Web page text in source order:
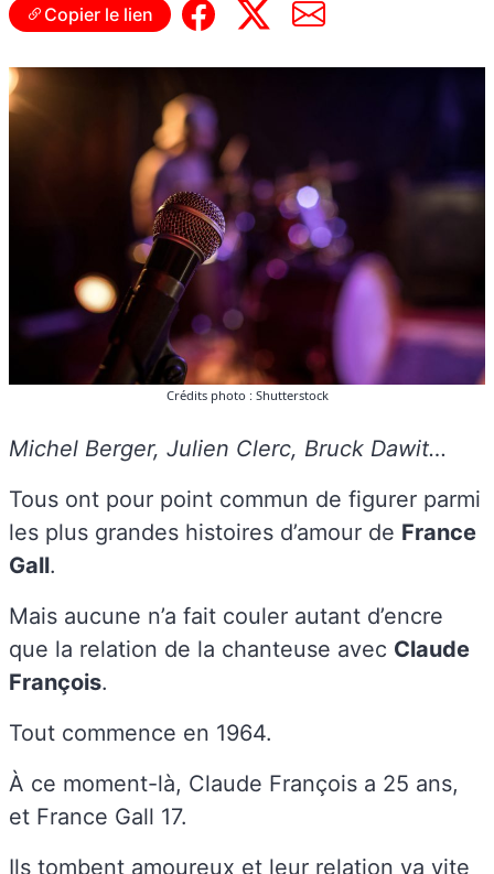
Copier le lien
Crédits photo : Shutterstock
Michel Berger, Julien Clerc, Bruck Dawit…
Tous ont pour point commun de figurer parmi
les plus grandes histoires d’amour de France
Gall.
Mais aucune n’a fait couler autant d’encre
que la relation de la chanteuse avec Claude
François.
Tout commence en 1964.
À ce moment-là, Claude François a 25 ans,
et France Gall 17.
Ils tombent amoureux et leur relation va vite